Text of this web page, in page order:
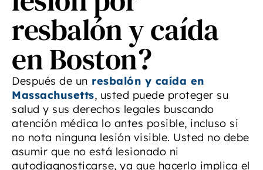
resbalón y caída
en Boston?
Después de un resbalón y caída en
Massachusetts, usted puede proteger su
salud y sus derechos legales buscando
atención médica lo antes posible, incluso si
no nota ninguna lesión visible. Usted no debe
asumir que no está lesionado ni
autodiagnosticarse, ya que hacerlo implica el